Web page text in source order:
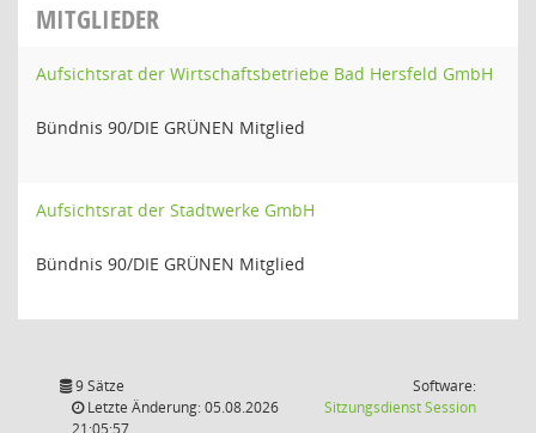
MITGLIEDER
Aufsichtsrat der Wirtschaftsbetriebe Bad Hersfeld GmbH
Bündnis 90/DIE GRÜNEN Mitglied
Aufsichtsrat der Stadtwerke GmbH
Bündnis 90/DIE GRÜNEN Mitglied
9 Sätze
Letzte Änderung: 05.08.2026
21:05:57
Software:
SitzungsdienstSession(Wird in